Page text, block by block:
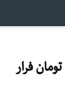
تومان فرار